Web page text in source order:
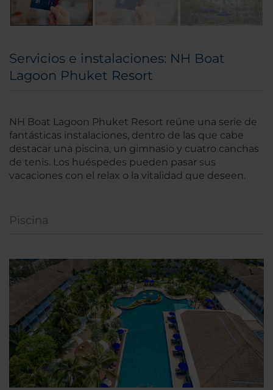
Servicios e instalaciones: NH Boat
Lagoon Phuket Resort
NH Boat Lagoon Phuket Resort reúne una serie de
fantásticas instalaciones, dentro de las que cabe
destacar una piscina, un gimnasio y cuatro canchas
de tenis. Los huéspedes pueden pasar sus
vacaciones con el relax o la vitalidad que deseen.
Piscina